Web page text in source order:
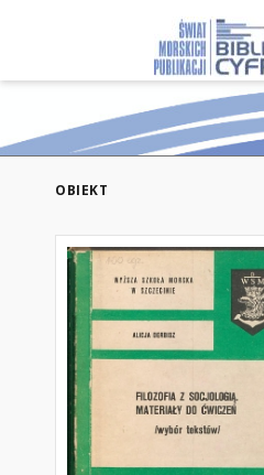
OBIEKT